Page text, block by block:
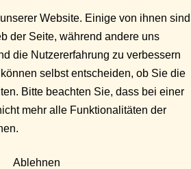
Website. Einige von ihnen sind
der Seite, während andere uns
die Nutzererfahrung zu verbessern
selbst entscheiden, ob Sie die
Bitte beachten Sie, dass bei einer
mehr alle Funktionalitäten der
Ablehnen